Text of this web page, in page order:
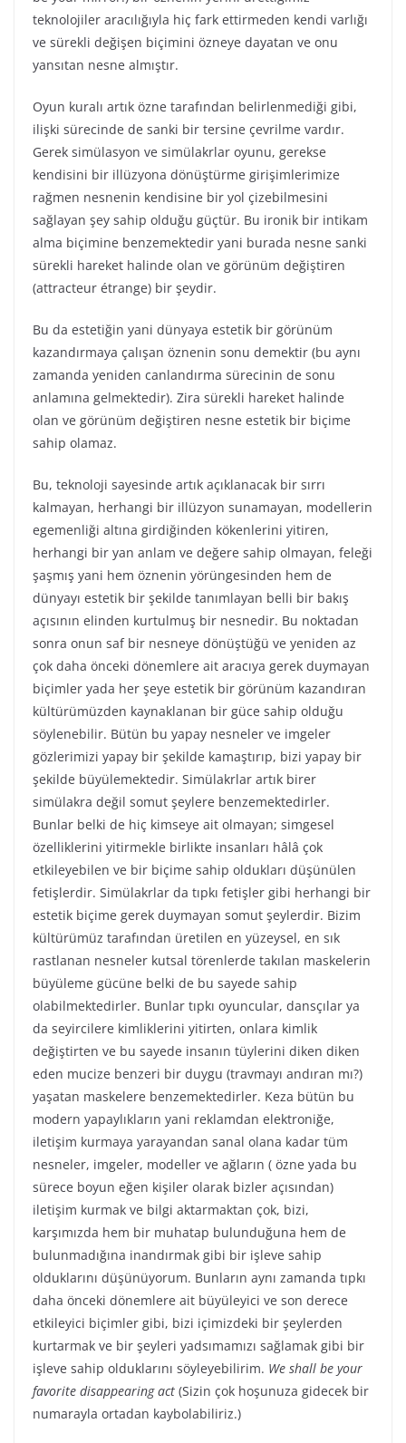
teknolojiler aracılığıyla hiç fark ettirmeden kendi varlığı
ve sürekli değişen biçimini özneye dayatan ve onu
yansıtan nesne almıştır.
Oyun kuralı artık özne tarafından belirlenmediği gibi,
ilişki sürecinde de sanki bir tersine çevrilme vardır.
Gerek simülasyon ve simülakrlar oyunu, gerekse
kendisini bir illüzyona dönüştürme girişimlerimize
rağmen nesnenin kendisine bir yol çizebilmesini
sağlayan şey sahip olduğu güçtür. Bu ironik bir intikam
alma biçimine benzemektedir yani burada nesne sanki
sürekli hareket halinde olan ve görünüm değiştiren
(attracteur étrange) bir şeydir.
Bu da estetiğin yani dünyaya estetik bir görünüm
kazandırmaya çalışan öznenin sonu demektir (bu aynı
zamanda yeniden canlandırma sürecinin de sonu
anlamına gelmektedir). Zira sürekli hareket halinde
olan ve görünüm değiştiren nesne estetik bir biçime
sahip olamaz.
Bu, teknoloji sayesinde artık açıklanacak bir sırrı
kalmayan, herhangi bir illüzyon sunamayan, modellerin
egemenliği altına girdiğinden kökenlerini yitiren,
herhangi bir yan anlam ve değere sahip olmayan, feleği
şaşmış yani hem öznenin yörüngesinden hem de
dünyayı estetik bir şekilde tanımlayan belli bir bakış
açısının elinden kurtulmuş bir nesnedir. Bu noktadan
sonra onun saf bir nesneye dönüştüğü ve yeniden az
çok daha önceki dönemlere ait aracıya gerek duymayan
biçimler yada her şeye estetik bir görünüm kazandıran
kültürümüzden kaynaklanan bir güce sahip olduğu
söylenebilir. Bütün bu yapay nesneler ve imgeler
gözlerimizi yapay bir şekilde kamaştırıp, bizi yapay bir
şekilde büyülemektedir. Simülakrlar artık birer
simülakra değil somut şeylere benzemektedirler.
Bunlar belki de hiç kimseye ait olmayan; simgesel
özelliklerini yitirmekle birlikte insanları hâlâ çok
etkileyebilen ve bir biçime sahip oldukları düşünülen
fetişlerdir. Simülakrlar da tıpkı fetişler gibi herhangi bir
estetik biçime gerek duymayan somut şeylerdir. Bizim
kültürümüz tarafından üretilen en yüzeysel, en sık
rastlanan nesneler kutsal törenlerde takılan maskelerin
büyüleme gücüne belki de bu sayede sahip
olabilmektedirler. Bunlar tıpkı oyuncular, dansçılar ya
da seyircilere kimliklerini yitirten, onlara kimlik
değiştirten ve bu sayede insanın tüylerini diken diken
eden mucize benzeri bir duygu (travmayı andıran mı?)
yaşatan maskelere benzemektedirler. Keza bütün bu
modern yapaylıkların yani reklamdan elektroniğe,
iletişim kurmaya yarayandan sanal olana kadar tüm
nesneler, imgeler, modeller ve ağların ( özne yada bu
sürece boyun eğen kişiler olarak bizler açısından)
iletişim kurmak ve bilgi aktarmaktan çok, bizi,
karşımızda hem bir muhatap bulunduğuna hem de
bulunmadığına inandırmak gibi bir işleve sahip
olduklarını düşünüyorum. Bunların aynı zamanda tıpkı
daha önceki dönemlere ait büyüleyici ve son derece
etkileyici biçimler gibi, bizi içimizdeki bir şeylerden
kurtarmak ve bir şeyleri yadsımamızı sağlamak gibi bir
işleve sahip olduklarını söyleyebilirim. We shall be your
favorite disappearing act (Sizin çok hoşunuza gidecek bir
numarayla ortadan kaybolabiliriz.)